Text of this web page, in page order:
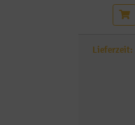
Lieferzeit: